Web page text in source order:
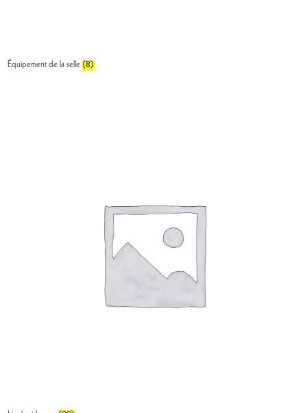
Équipement de la selle (8)